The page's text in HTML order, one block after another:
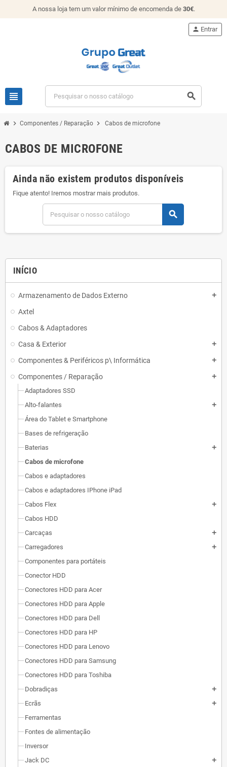
A nossa loja tem um valor mínimo de encomenda de 30€.
view_headline search
person Entrar
chevron_right Componentes / Reparação chevron_right Cabos de microfone
INÍCIO
Armazenamento de Dados Externo add
Axtel
Cabos & Adaptadores
Casa & Exterior
add
Componentes & Periféricos p\ Informática add
Componentes / Reparação add
Adaptadores SSD
Alto-falantes
add
Área do Tablet e Smartphone
Bases de refrigeração
Baterias
add
Cabos de microfone
Cabos e adaptadores
Cabos e adaptadores IPhone iPad
Cabos Flex
add
Cabos HDD
Carcaças
add
Carregadores add
Componentes para portáteis
Conector HDD
Conectores HDD para Acer
Conectores HDD para Apple
Conectores HDD para Dell
Conectores HDD para HP
Conectores HDD para Lenovo
Conectores HDD para Samsung
Conectores HDD para Toshiba
Dobradiças
add
Ecrãs add
Ferramentas
Fontes de alimentação
Inversor
Jack DC
add
CABOS DE MICROFONE
Ainda não existem produtos disponíveis
Fique atento! Iremos mostrar mais produtos.
search